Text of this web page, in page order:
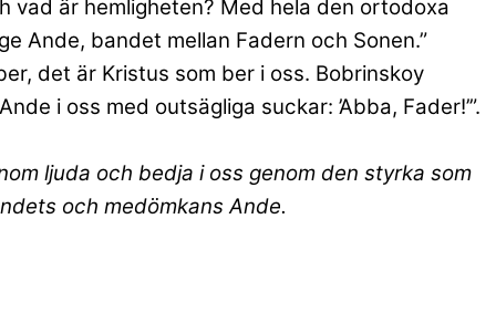
vad är hemligheten? Med hela den ortodoxa
Ande, bandet mellan Fadern och Sonen.”
det är Kristus som ber i oss. Bobrinskoy
i oss med outsägliga suckar: ’Abba, Fader!’”.
ljuda och bedja i oss genom den styrka som
och medömkans Ande.